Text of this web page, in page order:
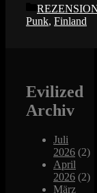
Kategorien
Punk, Finland
Evilized
Archiv
Juli
2026 (2)
April
2026 (2)
März